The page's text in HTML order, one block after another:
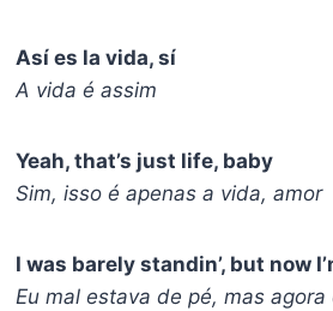
Así es la vida, sí
A vida é assim
Yeah, that’s just life, baby
Sim, isso é apenas a vida, amor
I was barely standin’, but now
Eu mal estava de pé, mas